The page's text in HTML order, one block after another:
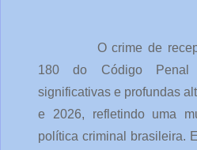
O crime de
180 do Código Penal
significativas e profundas
e 2026, refletindo uma
política criminal brasileira.